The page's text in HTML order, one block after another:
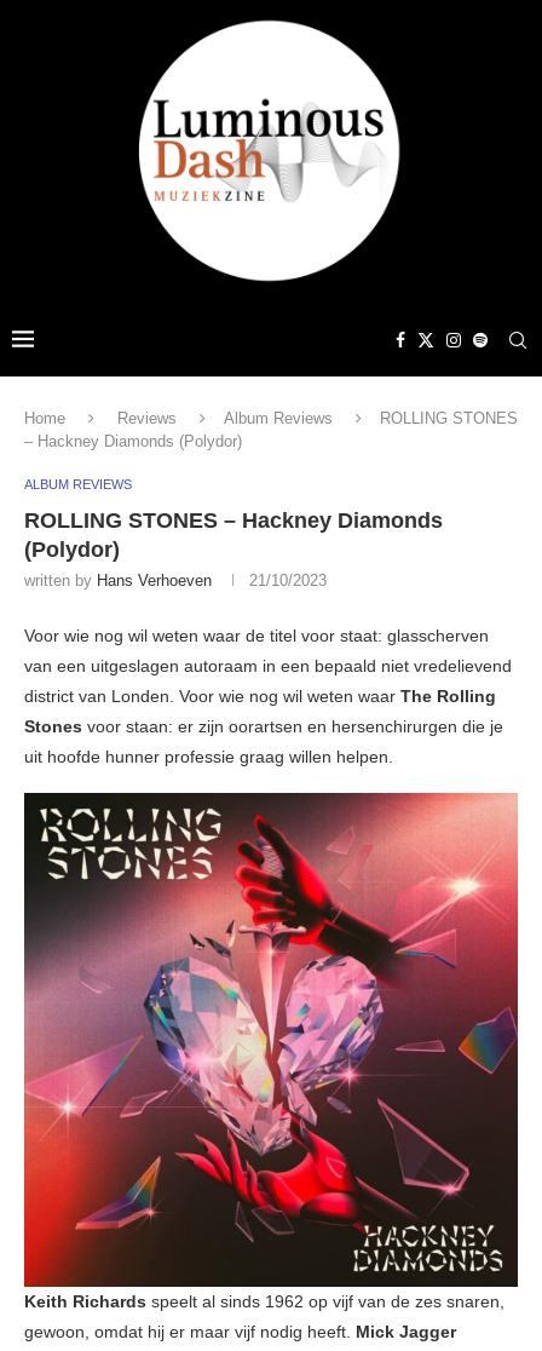
Home Reviews Album Reviews
ROLLING STONES
– Hackney Diamonds (Polydor)
ALBUM REVIEWS
ROLLING STONES – Hackney Diamonds
(Polydor)
written by Hans Verhoeven 21/10/2023
Voor wie nog wil weten waar de titel voor staat: glasscherven
van een uitgeslagen autoraam in een bepaald niet vredelievend
district van Londen. Voor wie nog wil weten waar The Rolling
Stones voor staan: er zijn oorartsen en hersenchirurgen die je
uit hoofde hunner professie graag willen helpen.
Keith Richards speelt al sinds 1962 op vijf van de zes snaren,
gewoon, omdat hij er maar vijf nodig heeft. Mick Jagger